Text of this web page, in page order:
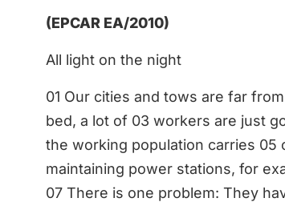
(EPCAR EA/2010)
All light on the night
01 Our cities and tows are far from
bed, a lot of 03 workers are just
the working population carries 05
maintaining power stations, for
07 There is one problem: They